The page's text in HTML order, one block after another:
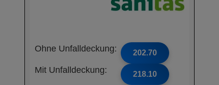
Ohne Unfalldeckung: 202.70
Mit Unfalldeckung: 218.10